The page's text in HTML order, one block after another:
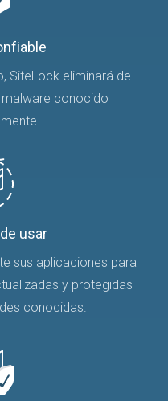
SiteLock eliminará de
conocido
usar
sus aplicaciones para
y protegidas
conocidas.